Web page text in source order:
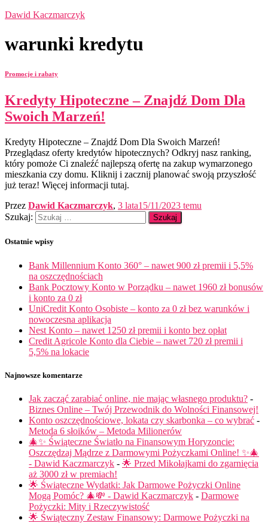
Dawid Kaczmarczyk
warunki kredytu
Promocje i rabaty
Kredyty Hipoteczne – Znajdź Dom Dla
Swoich Marzeń!
Kredyty Hipoteczne – Znajdź Dom Dla Swoich Marzeń!
Przeglądasz oferty kredytów hipotecznych? Odkryj nasz ranking,
który pomoże Ci znaleźć najlepszą ofertę na zakup wymarzonego
mieszkania czy domu. Kliknij i zacznij planować swoją przyszłość
już teraz! Więcej informacji tutaj.
Przez Dawid Kaczmarczyk, 3 lata15/11/2023 temu
Szukaj:
Ostatnie wpisy
Bank Millennium Konto 360° – nawet 900 zł premii i 5,5%
na oszczędnościach
Bank Pocztowy Konto w Porządku – nawet 1960 zł bonusów
i konto za 0 zł
UniCredit Konto Osobiste – konto za 0 zł bez warunków i
nowoczesna aplikacja
Nest Konto – nawet 1250 zł premii i konto bez opłat
Credit Agricole Konto dla Ciebie – nawet 720 zł premii i
5,5% na lokacie
Najnowsze komentarze
Jak zacząć zarabiać online, nie mając własnego produktu? -
Biznes Online – Twój Przewodnik do Wolności Finansowej!
Konto oszczędnościowe, lokata czy skarbonka – co wybrać -
Metoda 6 słoików – Metoda Milionerów
🎄✨ Świąteczne Światło na Finansowym Horyzoncie:
Oszczędzaj Mądrze z Darmowymi Pożyczkami Online! ✨🎄
- Dawid Kaczmarczyk - 🌟 Przed Mikołajkami do zgarnięcia
aż 3000 zł w premiach!
🌟 Świąteczne Wydatki: Jak Darmowe Pożyczki Online
Mogą Pomóc? 🎄💸 - Dawid Kaczmarczyk - Darmowe
Pożyczki: Mity i Rzeczywistość
🌟 Świąteczny Zestaw Finansowy: Darmowe Pożyczki na